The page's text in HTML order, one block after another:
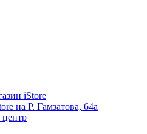
iStore
на Р. Гамзатова, 64а